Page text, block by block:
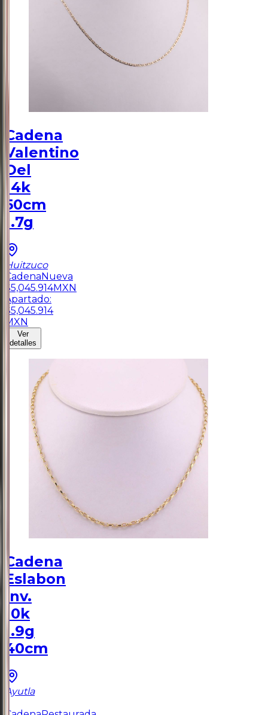
Cadena
Valentino
Del
14k
50cm
1.7g
Huitzuco
CadenaNueva
$5,045.914MXN
Apartado:
$5,045.914
MXN
Ver
detalles
Cadena
Eslabon
Inv.
10k
1.9g
40cm
Ayutla